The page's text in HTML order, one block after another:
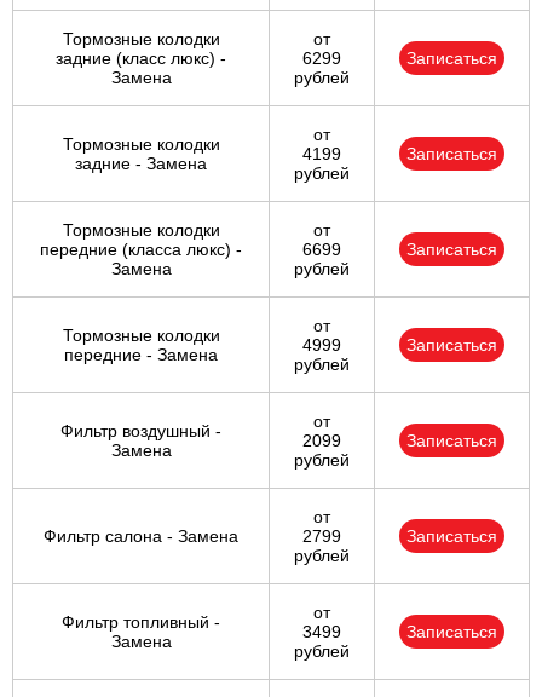
Тормозные колодки
задние (класс люкс) -
Замена
от
6299
рублей
Записаться
Тормозные колодки
задние - Замена
от
4199
рублей
Записаться
Тормозные колодки
передние (класса люкс) -
Замена
от
6699
рублей
Записаться
Тормозные колодки
передние - Замена
от
4999
рублей
Записаться
Фильтр воздушный -
Замена
от
2099
рублей
Записаться
Фильтр салона - Замена
от
2799
рублей
Записаться
Фильтр топливный -
Замена
от
3499
рублей
Записаться